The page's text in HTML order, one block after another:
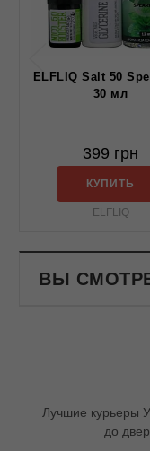
ELFLIQ Salt 50
30 мл
399 грн
КУПИТЬ
ELFLIQ
ВЫ
Лучшие курьеры
до